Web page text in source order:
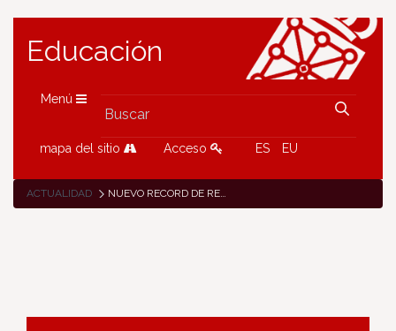
Educación
Menú
mapa del sitio Acceso ES EU
ACTUALIDAD NUEVO RECORD DE REGISTROS EN LA PLATAFORMA ETWINNING-ENERO 2018